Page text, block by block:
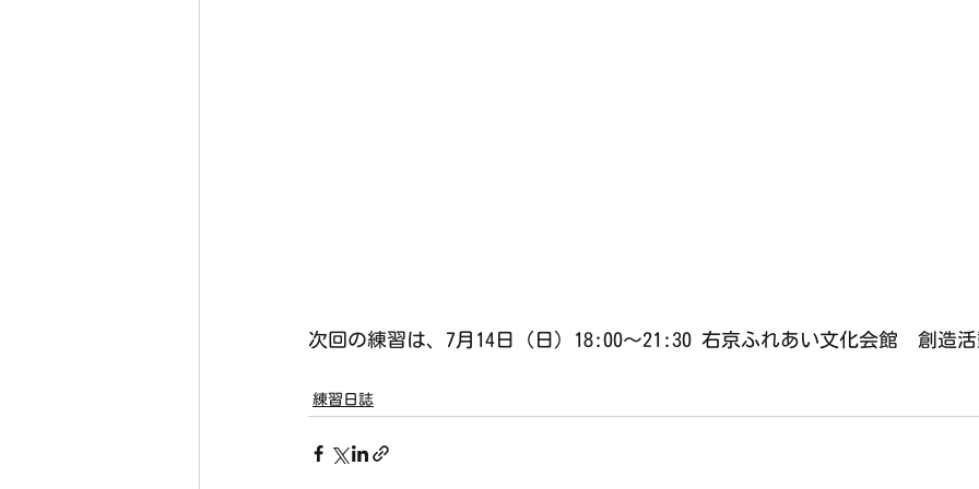
次回の練習は、7月14日（日）18:00〜21:30 右京ふれあい文化会館　創造活
練習日誌